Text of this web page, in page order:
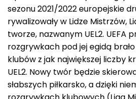
sezonu 2021/2022 europejskie
rywalizowały w Lidze Mistrzów,
tworze, nazwanym UEL2. UEFA
rozgrywkach pod jej egidą brało
klubów z jak największej liczby
UEL2. Nowy twór będzie
słabszych piłkarsko, a dzięki